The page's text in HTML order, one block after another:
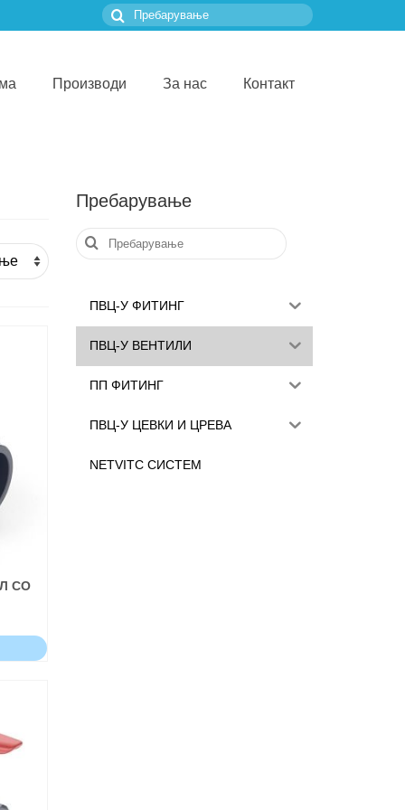
Пребарувањето
за:
Производи За нас Контакт
СО
Пребарување
Пребарувањето
ПВЦ-У ФИТИНГ
ПВЦ-У ВЕНТИЛИ
ПП ФИТИНГ
ПВЦ-У ЦЕВКИ И ЦРЕВА
NETVITC СИСТЕМ